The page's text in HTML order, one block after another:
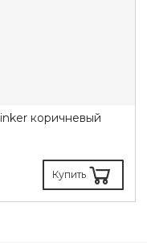
коричневый
Купить